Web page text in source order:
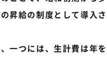
昇給の制度として導入
一つには、生計費は年